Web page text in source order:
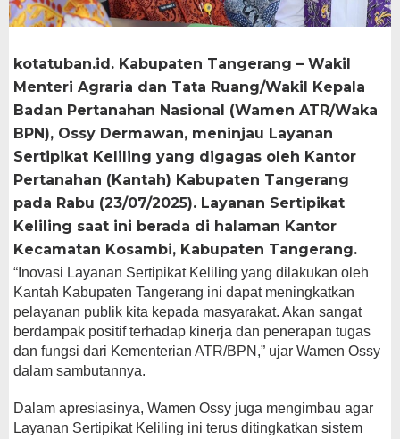
kotatuban.id. Kabupaten Tangerang – Wakil
Menteri Agraria dan Tata Ruang/Wakil Kepala
Badan Pertanahan Nasional (Wamen ATR/Waka
BPN), Ossy Dermawan, meninjau Layanan
Sertipikat Keliling yang digagas oleh Kantor
Pertanahan (Kantah) Kabupaten Tangerang
pada Rabu (23/07/2025). Layanan Sertipikat
Keliling saat ini berada di halaman Kantor
Kecamatan Kosambi, Kabupaten Tangerang.
“Inovasi Layanan Sertipikat Keliling yang dilakukan oleh
Kantah Kabupaten Tangerang ini dapat meningkatkan
pelayanan publik kita kepada masyarakat. Akan sangat
berdampak positif terhadap kinerja dan penerapan tugas
dan fungsi dari Kementerian ATR/BPN,” ujar Wamen Ossy
dalam sambutannya.
Dalam apresiasinya, Wamen Ossy juga mengimbau agar
Layanan Sertipikat Keliling ini terus ditingkatkan sistem